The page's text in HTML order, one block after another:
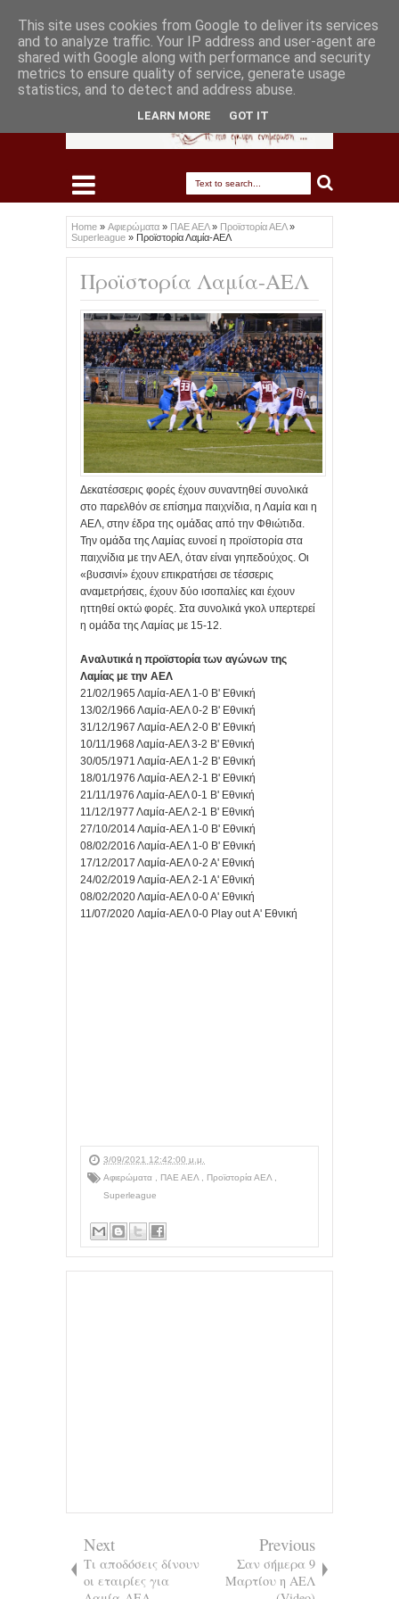
Home » Αφιερώματα » ΠΑΕ ΑΕΛ» Προϊστορία ΑΕΛ»
Superleague » Προϊστορία Λαμία-ΑΕΛ
Προϊστορία Λαμία-ΑΕΛ
Δεκατέσσερις φορές έχουν συναντηθεί συνολικά
στο παρελθόν σε επίσημα παιχνίδια, η Λαμία και η
ΑΕΛ, στην έδρα της ομάδας από την Φθιώτιδα.
Την ομάδα της Λαμίας ευνοεί η προϊστορία στα
παιχνίδια με την ΑΕΛ, όταν είναι γηπεδούχος. Οι
«βυσσινί» έχουν επικρατήσει σε τέσσερις
αναμετρήσεις, έχουν δύο ισοπαλίες και έχουν
ηττηθεί οκτώ φορές. Στα συνολικά γκολ υπερτερεί
η ομάδα της Λαμίας με 15-12.
Αναλυτικά η προϊστορία των αγώνων της
Λαμίας με την ΑΕΛ
21/02/1965 Λαμία-ΑΕΛ 1-0 Β' Εθνική
13/02/1966 Λαμία-ΑΕΛ 0-2 Β' Εθνική
31/12/1967 Λαμία-ΑΕΛ 2-0 Β' Εθνική
10/11/1968 Λαμία-ΑΕΛ 3-2 Β' Εθνική
30/05/1971 Λαμία-ΑΕΛ 1-2 Β' Εθνική
18/01/1976 Λαμία-ΑΕΛ 2-1 Β' Εθνική
21/11/1976 Λαμία-ΑΕΛ 0-1 Β' Εθνική
11/12/1977 Λαμία-ΑΕΛ 2-1 Β' Εθνική
27/10/2014 Λαμία-ΑΕΛ 1-0 Β' Εθνική
08/02/2016 Λαμία-ΑΕΛ 1-0 Β' Εθνική
17/12/2017 Λαμία-ΑΕΛ 0-2 Α' Εθνική
24/02/2019 Λαμία-ΑΕΛ 2-1 Α' Εθνική
08/02/2020 Λαμία-ΑΕΛ 0-0 Α' Εθνική
11/07/2020 Λαμία-ΑΕΛ 0-0 Play out Α' Εθνική
3/09/2021 12:42:00 μ.μ.
Αφιερώματα
ΠΑΕ ΑΕΛ Προϊστορία ΑΕΛ
Superleague
Next
Τι αποδόσεις δίνουν
οι εταιρίες για
Previous
Σαν σήμερα 9
Μαρτίου η ΑΕΛ
This site uses cookies from Google to deliver its services
and to analyze traffic. Your IP address and user-agent are
shared with Google along with performance and security
metrics to ensure quality of service, generate usage
statistics, and to detect and address abuse.
LEARN MORE GOT IT